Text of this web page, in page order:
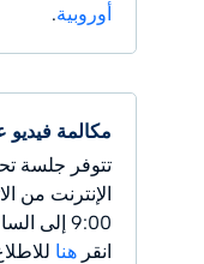
أوروبية.
مكالمة فيديو
تتوفر جلسة
الإنترنت من
انقر هنا